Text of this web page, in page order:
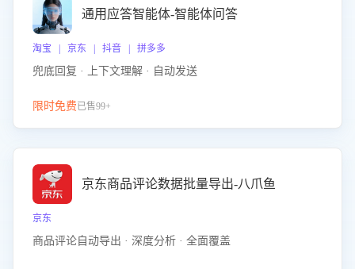
通用应答智能体-智能体问答
淘宝 | 京东 | 抖音 | 拼多多
兜底回复 · 上下文理解 · 自动发送
限时免费已售99+
京东商品评论数据批量导出-八爪鱼
京东
商品评论自动导出 · 深度分析 · 全面覆盖